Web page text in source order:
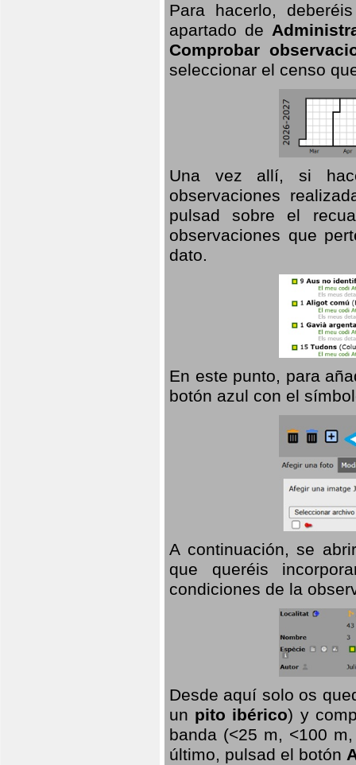
Para hacerlo,
apartado de
Comprobar
seleccionar el censo
Una vez allí, si
observaciones
pulsad sobre el
observaciones que
dato.
En este punto, para
botón azul con el
A continuación, se
que queréis
condiciones de la
Desde aquí solo os
un pito ibérico) y
banda (<25 m, <100
último, pulsad el botón